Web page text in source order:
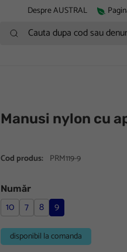
Despre AUSTRAL
Cauta dupa cod sau denumire
Manusi nylon cu
Cod produs: PRM119-9
Număr
10 7 8 9
disponibil la comanda